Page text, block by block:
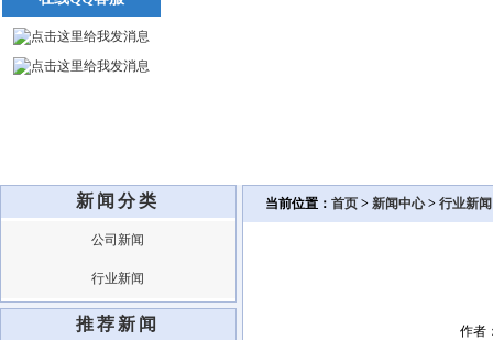
新闻分类
公司新闻
行业新闻
推荐新闻
当前位置： 首页 > 新闻中心> 行业新闻
作者